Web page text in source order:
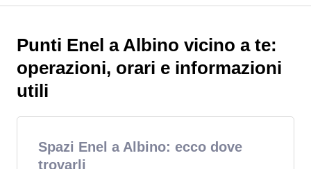
Punti Enel a Albino vicino a te:
operazioni, orari e informazioni
utili
Spazi Enel a Albino: ecco dove
trovarli